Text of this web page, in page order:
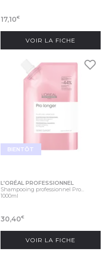
17,10€
VOIR LA FICHE
BIENTÔT
L'ORÉAL PROFESSIONNEL
Shampooing professionnel Pro...
1000ml
30,40€
VOIR LA FICHE